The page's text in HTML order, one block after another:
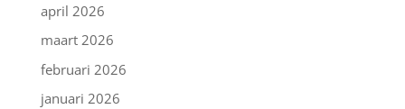
april 2026
maart 2026
februari 2026
januari 2026